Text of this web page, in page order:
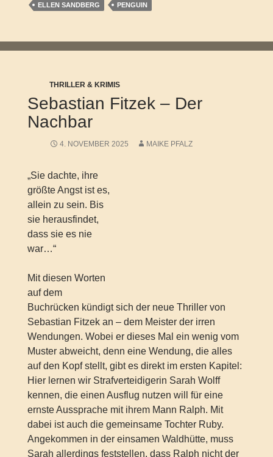
ELLEN SANDBERG PENGUIN
THRILLER & KRIMIS
Sebastian Fitzek – Der
Nachbar
4. NOVEMBER 2025 MAIKE PFALZ
„Sie dachte, ihre
größte Angst ist es,
allein zu sein. Bis
sie herausfindet,
dass sie es nie
war…“
Mit diesen Worten
auf dem
Buchrücken kündigt sich der neue Thriller von
Sebastian Fitzek an – dem Meister der irren
Wendungen. Wobei er dieses Mal ein wenig vom
Muster abweicht, denn eine Wendung, die alles
auf den Kopf stellt, gibt es direkt im ersten Kapitel:
Hier lernen wir Strafverteidigerin Sarah Wolff
kennen, die einen Ausflug nutzen will für eine
ernste Aussprache mit ihrem Mann Ralph. Mit
dabei ist auch die gemeinsame Tochter Ruby.
Angekommen in der einsamen Waldhütte, muss
Sarah allerdings feststellen, dass Ralph nicht der